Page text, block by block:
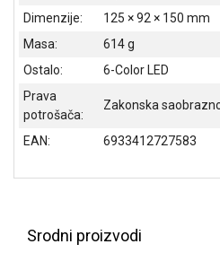
Dimenzije:
125 × 92 × 150 mm
Masa:
614 g
Ostalo:
6-Color LED
Prava
potrošača:
Zakonska
EAN: 6933412727583
Srodni proizvodi